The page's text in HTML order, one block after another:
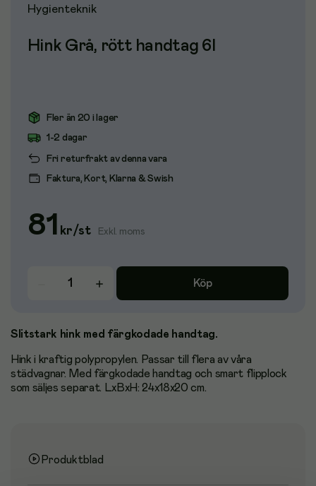
Hygienteknik
Hink Grå, rött handtag 6l
Fler än 20 i lager
Fri returfrakt av denna vara
1-2 dagar
Faktura, Kort, Klarna & Swish
81 kr/st Exkl. moms
Köp
Slitstark hink med färgkodade handtag.
Hink i kraftig polypropylen. Passar till flera av våra
städvagnar. Med färgkodade handtag och smart flipplock
som säljes separat. LxBxH: 24x18x20 cm.
Produktblad